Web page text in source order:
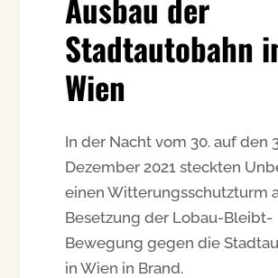
Stadtautobahn
Wien
In der Nacht vom 30. auf den
Dezember 2021 steckten
einen Witterungsschutzturm
Besetzung der Lobau-Bleibt-
Bewegung gegen die
in Wien in Brand.